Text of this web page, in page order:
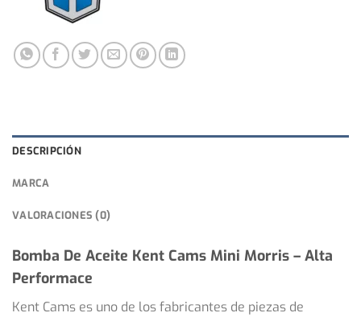
DESCRIPCIÓN
MARCA
VALORACIONES (0)
Bomba De Aceite Kent Cams Mini Morris – Alta
Performace
Kent Cams es uno de los fabricantes de piezas de